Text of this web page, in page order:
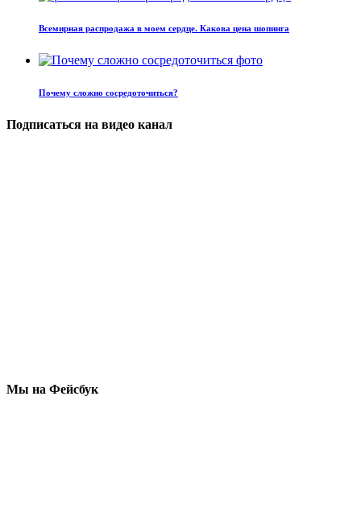
Всемирная распродажа в моем сердце. Какова цена шопинга
Почему сложно сосредоточиться?
Подписаться на видео канал
Мы на Фейсбук